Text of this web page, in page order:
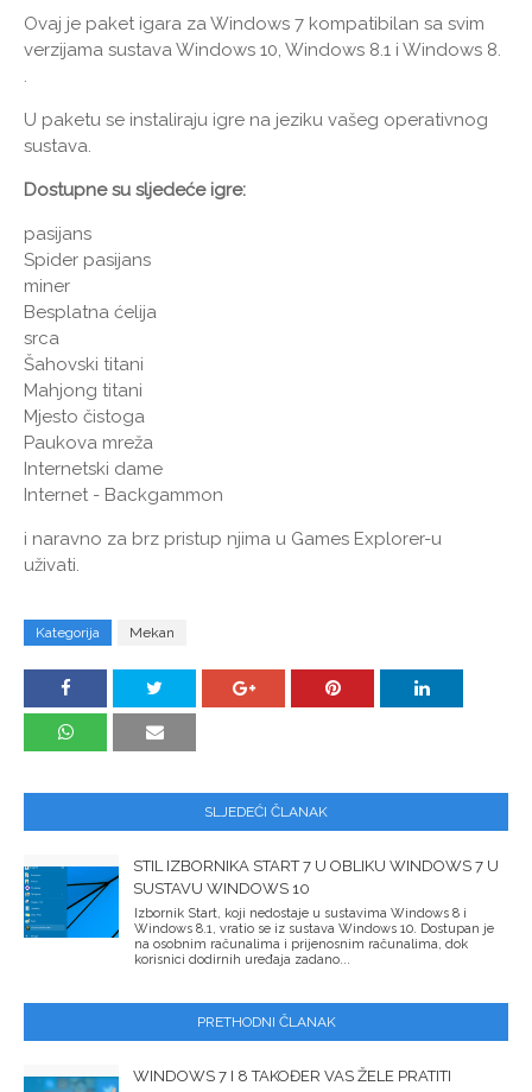
Ovaj je paket igara za Windows 7 kompatibilan sa svim
verzijama sustava Windows 10, Windows 8.1 i Windows 8.
.
U paketu se instaliraju igre na jeziku vašeg operativnog
sustava.
Dostupne su sljedeće igre:
pasijans
Spider pasijans
miner
Besplatna ćelija
srca
Šahovski titani
Mahjong titani
Mjesto čistoga
Paukova mreža
Internetski dame
Internet - Backgammon
i naravno za brz pristup njima u Games Explorer-u
uživati.
Kategorija Mekan
SLJEDEĆI ČLANAK
STIL IZBORNIKA START 7 U OBLIKU WINDOWS 7 U
SUSTAVU WINDOWS 10
Izbornik Start, koji nedostaje u sustavima Windows 8 i
Windows 8.1, vratio se iz sustava Windows 10. Dostupan je
na osobnim računalima i prijenosnim računalima, dok
korisnici dodirnih uređaja zadano...
PRETHODNI ČLANAK
WINDOWS 7 I 8 TAKOĐER VAS ŽELE PRATITI